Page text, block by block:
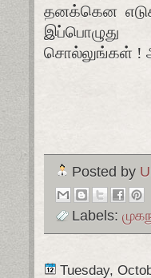
தனக்கென
இப்பொழுது
சொல்லுங்கள் !
புலவர்
Posted by
Labels:
Tuesday,